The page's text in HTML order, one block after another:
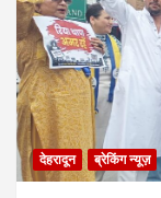
देहरादून ब्रेकिंग न्यूज़